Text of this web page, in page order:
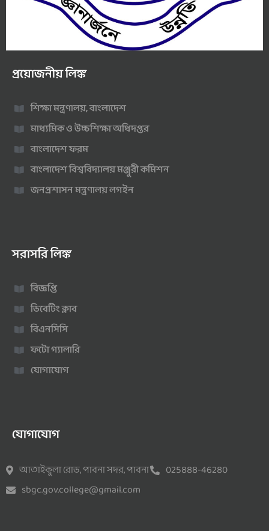
প্রয়োজনীয় লিঙ্ক
শিক্ষা মন্ত্রণালয়, বাংলাদেশ
মাধ্যমিক ও উচ্চশিক্ষা অধিদপ্তর
বাংলাদেশ ফরম
বাংলাদেশ বিশ্ববিদ্যালয় মঞ্জুরী কমিশন
জনপ্রশাসন মন্ত্রণালয় লগইন
সরাসরি লিঙ্ক
বিজ্ঞপ্তি
ডিবেটিং ক্লাব
বিএনসিসি
ফটো গ্যালারি
যোগাযোগ
যোগাযোগ
আতাইকুলা রোড, পাবনা সদর, পাবনা
025888-46280
sbgc.gov.college@gmail.com